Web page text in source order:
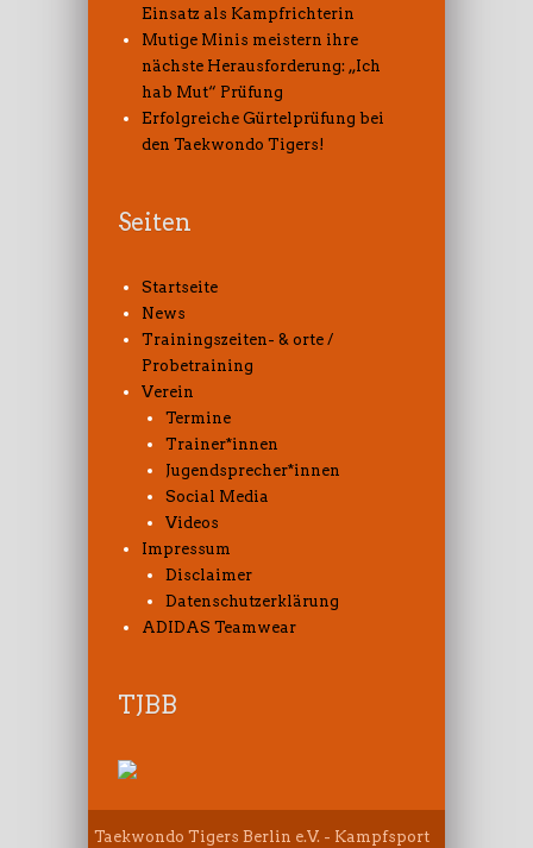
Einsatz als Kampfrichterin
Mutige Minis meistern ihre
nächste Herausforderung: „Ich
hab Mut“ Prüfung
Erfolgreiche Gürtelprüfung bei
den Taekwondo Tigers!
Seiten
Startseite
News
Trainingszeiten- & orte /
Probetraining
Verein
Termine
Trainer*innen
Jugendsprecher*innen
Social Media
Videos
Impressum
Disclaimer
Datenschutzerklärung
ADIDAS Teamwear
TJBB
Taekwondo Tigers Berlin e.V. - Kampfsport